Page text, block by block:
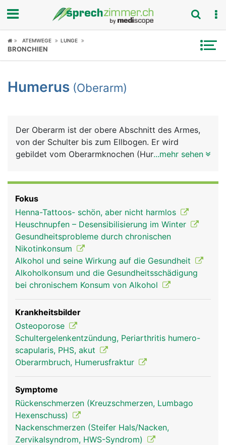
Fokus
Symptome
News
Rubriken
ATEMWEGE LUNGE
BRONCHIEN
Humerus (Oberarm)
Der Oberarm ist der obere Abschnitt des Armes,
von der Schulter bis zum Ellbogen. Er wird
gebildet vom Oberarmknochen (Humerus), der von
Unterarm. Die wichtigsten sind der Bizeps auf der
Vorderseite und der Trizeps auf der Hinterseite,
die den Unterarm beugen und strecken.
Humerus Frau Humerus Mann
...mehr sehen
Fokus
Henna-Tattoos- schön, aber nicht harmlos
Heuschnupfen – Desensibilisierung im Winter
Gesundheitsprobleme durch chronischen
Nikotinkonsum
Alkohol und seine Wirkung auf die Gesundheit
Alkoholkonsum und die Gesundheitsschädigung
bei chronischem Konsum von Alkohol
Krankheitsbilder
Osteoporose
Schultergelenkentzündung, Periarthritis humero-
scapularis, PHS, akut
Oberarmbruch, Humerusfraktur
Symptome
Rückenschmerzen (Kreuzschmerzen, Lumbago
Hexenschuss)
Nackenschmerzen (Steifer Hals/Nacken,
Zervikalsyndrom, HWS-Syndrom)